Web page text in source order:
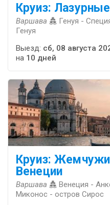
Круиз:
Варшава
Генуя -
Генуя
Выезд: сб, 08 августа
на 10 дней
Круиз:
Венеции
Варшава
Венеция -
Миконос - остров Сирос